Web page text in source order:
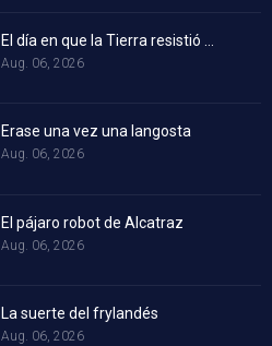
Aug. 06, 2026
Erase una vez una langosta
Aug. 06, 2026
El pájaro robot de Alcatraz
Aug. 06, 2026
La suerte del frylandés
Aug. 06, 2026